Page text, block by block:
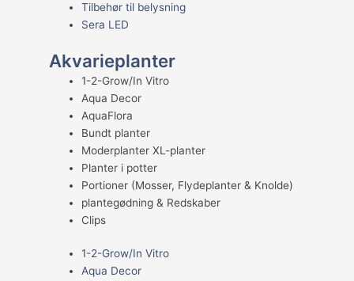
Tilbehør til belysning
Sera LED
Akvarieplanter
1-2-Grow/In Vitro
Aqua Decor
AquaFlora
Bundt planter
Moderplanter XL-planter
Planter i potter
Portioner (Mosser, Flydeplanter & Knolde)
plantegødning & Redskaber
Clips
1-2-Grow/In Vitro
Aqua Decor